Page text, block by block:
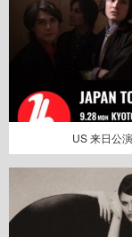
US 来日公演